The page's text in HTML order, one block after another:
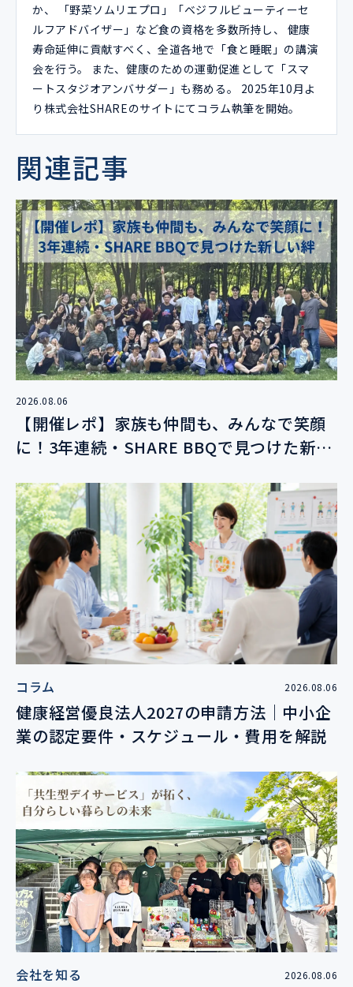
か、 「野菜ソムリエプロ」「ベジフルビューティーセ
ルフアドバイザー」など食の資格を多数所持し、 健康
寿命延伸に貢献すべく、全道各地で「食と睡眠」の講演
会を行う。 また、健康のための運動促進として「スマ
ートスタジオアンバサダー」も務める。 2025年10月よ
り株式会社SHAREのサイトにてコラム執筆を開始。
関連記事
2026.08.06
【開催レポ】家族も仲間も、みんなで笑顔
に！3年連続・SHARE BBQで見つけた新し
コラム 2026.08.06
健康経営優良法人2027の申請方法｜中小企
業の認定要件・スケジュール・費用を解説
会社を知る 2026.08.06